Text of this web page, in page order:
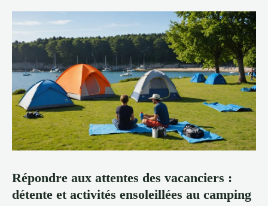
Répondre aux attentes des vacanciers :
détente et activités ensoleillées au camping